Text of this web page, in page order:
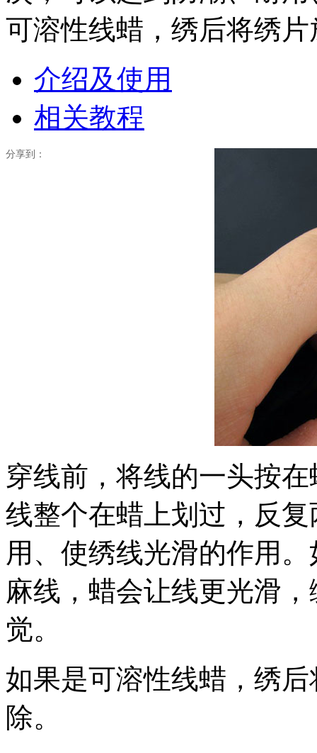
可溶性线蜡，绣后将绣
介绍及使用
相关教程
分享到：
穿线前，将线的一头按
线整个在蜡上划过，反
用、使绣线光滑的作用
麻线，蜡会让线更光滑
觉。
如果是可溶性线蜡，绣
除。